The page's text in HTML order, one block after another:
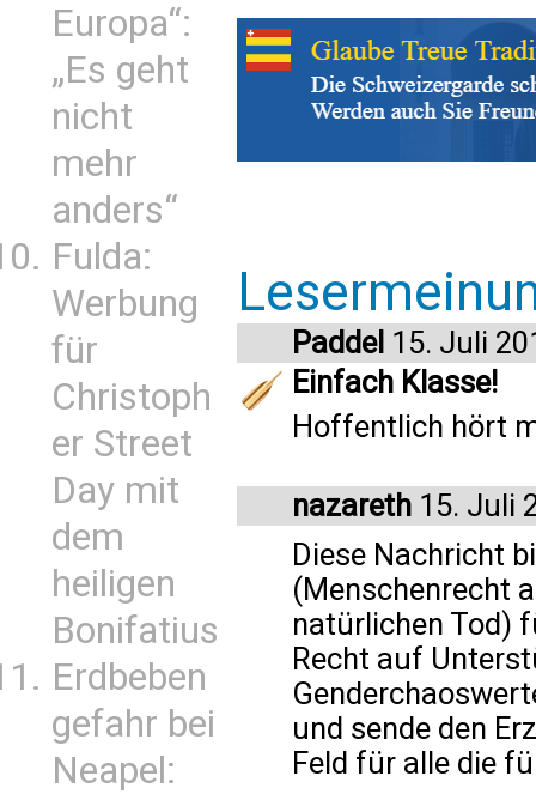
Europa“:
„Es geht
nicht
mehr
anders“
Fulda:
Werbung
für
Christoph
er Street
Day mit
dem
heiligen
Bonifatius
Erdbeben
gefahr bei
Neapel:
Paddel 15. Juli
Einfach Klasse!
Hoffentlich hört
nazareth 15. Juli
Diese Nachricht
(Menschenrecht
natürlichen Tod)
Recht auf
und sende den
Feld für alle die